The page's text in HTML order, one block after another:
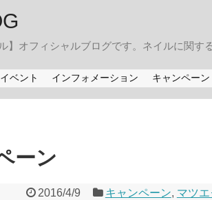
オフィシャルブログです。ネイルに関す
イベント インフォメーション キャンペーン
ーン
2016/4/9 キャンペーン, マツエ